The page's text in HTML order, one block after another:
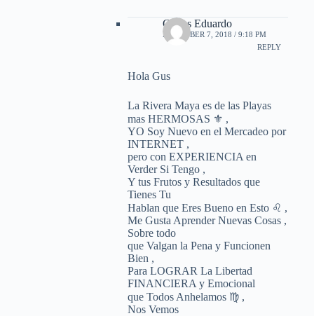
Carlos Eduardo
DECEMBER 7, 2018 / 9:18 PM
REPLY
Hola Gus
La Rivera Maya es de las Playas
mas HERMOSAS ⚜ ,
YO Soy Nuevo en el Mercadeo por
INTERNET ,
pero con EXPERIENCIA en
Verder Si Tengo ,
Y tus Frutos y Resultados que
Tienes Tu
Hablan que Eres Bueno en Esto ♌ ,
Me Gusta Aprender Nuevas Cosas ,
Sobre todo
que Valgan la Pena y Funcionen
Bien ,
Para LOGRAR La Libertad
FINANCIERA y Emocional
que Todos Anhelamos ♍ ,
Nos Vemos